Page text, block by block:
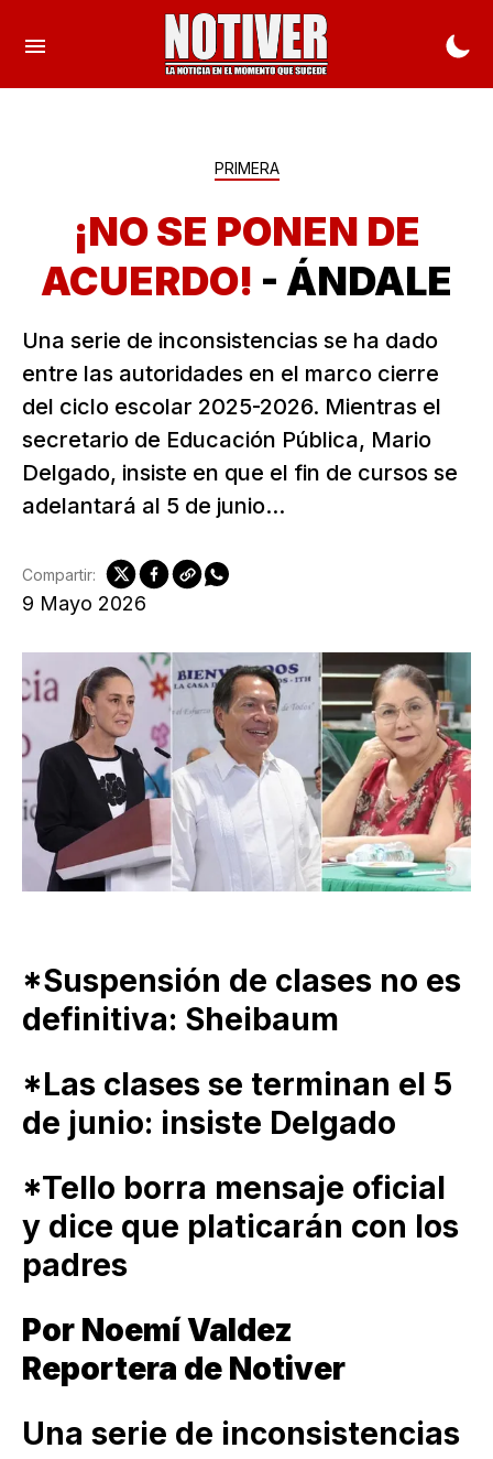
PRIMERA
¡NO SE PONEN DE
ACUERDO! - ÁNDALE
Una serie de inconsistencias se ha dado
entre las autoridades en el marco cierre
del ciclo escolar 2025-2026. Mientras el
secretario de Educación Pública, Mario
Delgado, insiste en que el fin de cursos se
adelantará al 5 de junio...
9 Mayo 2026
Compartir:
*Suspensión de clases no es
definitiva: Sheibaum
*Las clases se terminan el 5
de junio: insiste Delgado
*Tello borra mensaje oficial
y dice que platicarán con los
padres
Por Noemí Valdez
Reportera de Notiver
Una serie de inconsistencias